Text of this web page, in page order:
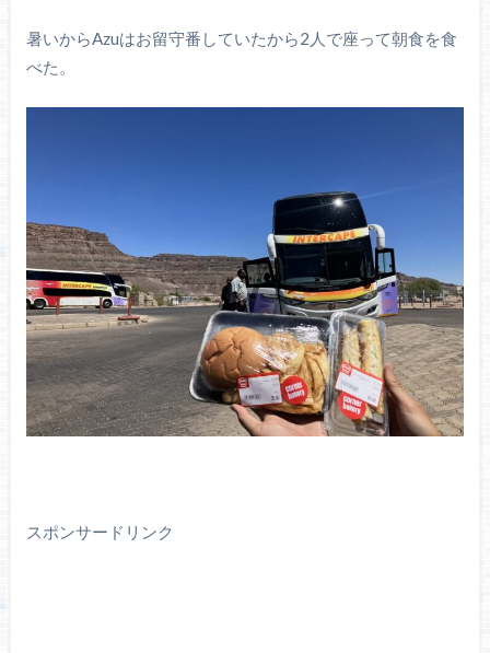
暑いからAzuはお留守番していたから2人で座って朝食を食
べた。
スポンサードリンク